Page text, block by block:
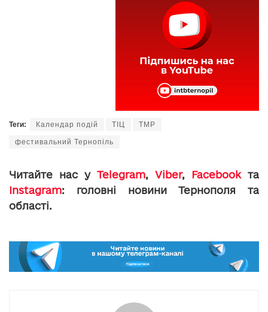
Теги: Календар подій ТІЦ ТМР
фестивальний Тернопіль
Читайте нас у Telegram, Viber, Facebookта
Instagram: головні новини Тернополя та
області.